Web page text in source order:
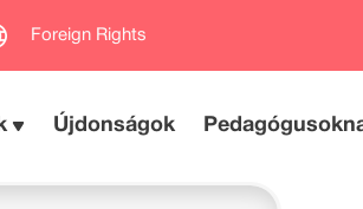
Foreign Rights
Újdonságok